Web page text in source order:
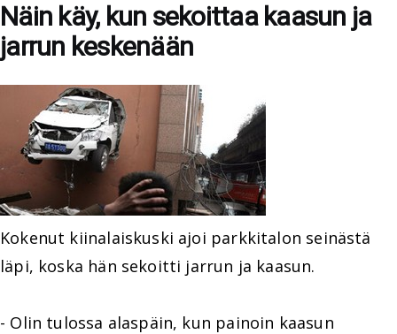
Näin käy, kun sekoittaa kaasun ja
jarrun keskenään
Kokenut kiinalaiskuski ajoi parkkitalon seinästä
läpi, koska hän sekoitti jarrun ja kaasun.
- Olin tulossa alaspäin, kun painoin kaasun